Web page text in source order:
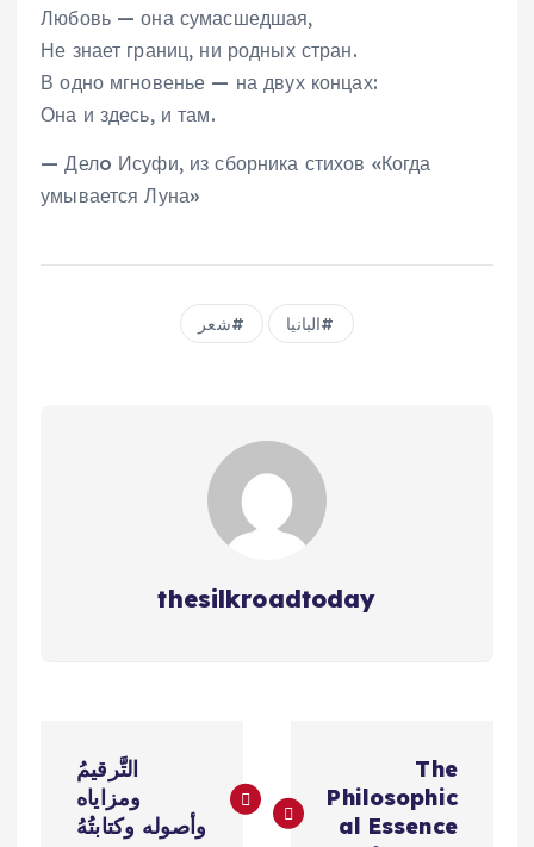
Любовь — она сумасшедшая,
Не знает границ, ни родных стран.
В одно мгновенье — на двух концах:
Она и здесь, и там.
— Делo Исуфи, из сборника стихов «Когда
умывается Луна»
البانيا شعر
thesilkroadtoday
ص
The
Philosophic
al Essence
التَّرقيمُ
ومزاياه
وأصوله وكتابتُهُ